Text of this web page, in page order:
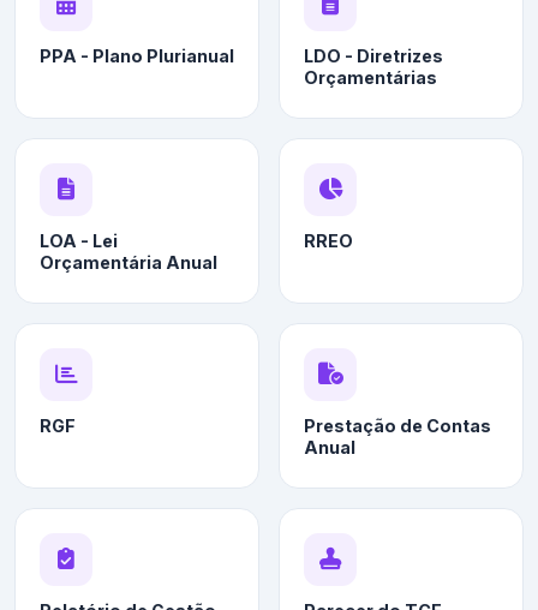
PPA - Plano Plurianual
LDO - Diretrizes
Orçamentárias
LOA - Lei
Orçamentária Anual
RREO
RGF
Prestação de Contas
Anual